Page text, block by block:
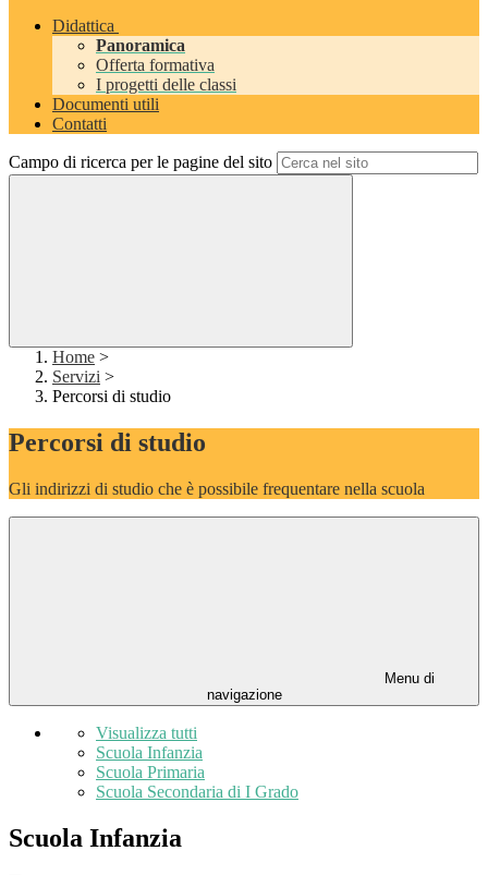
Didattica
Panoramica
Offerta formativa
I progetti delle classi
Documenti utili
Contatti
Campo di ricerca per le pagine del sito
Home >
Servizi >
Percorsi di studio
Percorsi di studio
Gli indirizzi di studio che è possibile frequentare nella scuola
Menu di
navigazione
Visualizza tutti
Scuola Infanzia
Scuola Primaria
Scuola Secondaria di I Grado
Scuola Infanzia